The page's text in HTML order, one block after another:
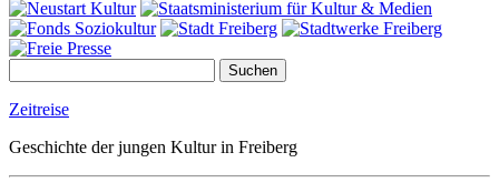
Zeitreise
Geschichte der jungen Kultur in Freiberg